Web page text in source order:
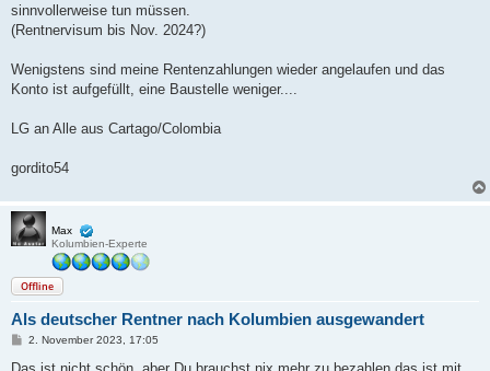
sinnvollerweise tun müssen.
(Rentnervisum bis Nov. 2024?)
Wenigstens sind meine Rentenzahlungen wieder angelaufen und das
Konto ist aufgefüllt, eine Baustelle weniger....
LG an Alle aus Cartago/Colombia
gordito54
Max
Kolumbien-Experte
Offline
Als deutscher Rentner nach Kolumbien ausgewandert
B
i
2. November 2023, 17:05